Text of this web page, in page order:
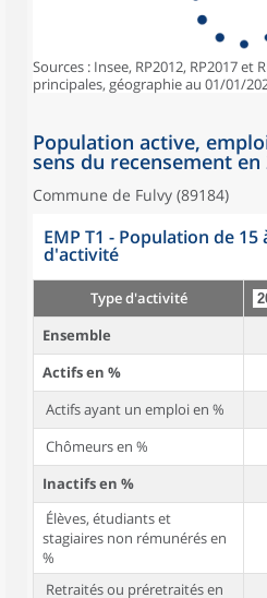
Sources : Insee, RP2012, RP2017 et
principales, géographie au 01/01/
Population active,
sens du recensement en
Commune de Fulvy (89184)
EMP T1 - Population de
d'activité
Type d'activité
Ensemble
Actifs en %
Actifs ayant un emploi en %
Chômeurs en %
Inactifs en %
Élèves, étudiants et
stagiaires non rémunérés en
%
Retraités ou préretraités en